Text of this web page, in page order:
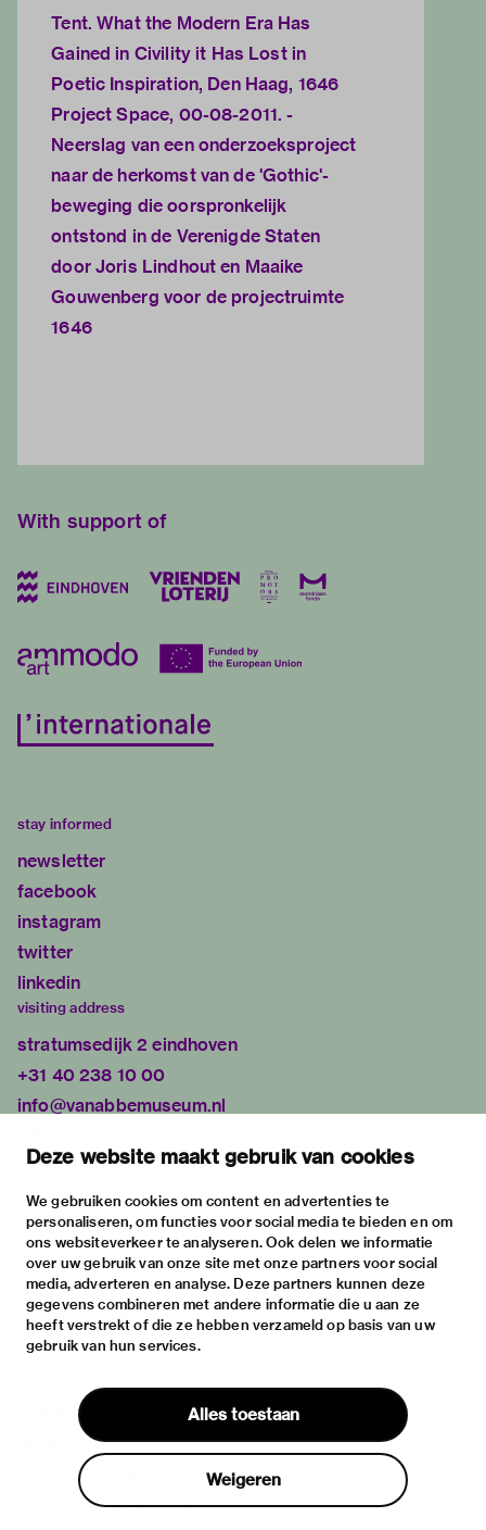
Deze website maakt gebruik van cookies
We gebruiken cookies om content en advertenties te
personaliseren, om functies voor social media te bieden en om
ons websiteverkeer te analyseren. Ook delen we informatie
over uw gebruik van onze site met onze partners voor social
media, adverteren en analyse. Deze partners kunnen deze
gegevens combineren met andere informatie die u aan ze
heeft verstrekt of die ze hebben verzameld op basis van uw
gebruik van hun services.
Alles toestaan
Weigeren
Tent. What the Modern Era Has
Gained in Civility it Has Lost in
Poetic Inspiration, Den Haag, 1646
Project Space, 00-08-2011. -
Neerslag van een onderzoeksproject
naar de herkomst van de 'Gothic'-
beweging die oorspronkelijk
ontstond in de Verenigde Staten
door Joris Lindhout en Maaike
Gouwenberg voor de projectruimte
1646
With support of
stay informed
newsletter
facebook
instagram
twitter
linkedin
visiting address
stratumsedijk 2 eindhoven
+31 40 238 10 00
info@vanabbemuseum.nl
exhibitions
activities
practical information
about
the museum
the collection
foundations & partners
contact
house rules
privacy & cookies
disclaimer & colophon